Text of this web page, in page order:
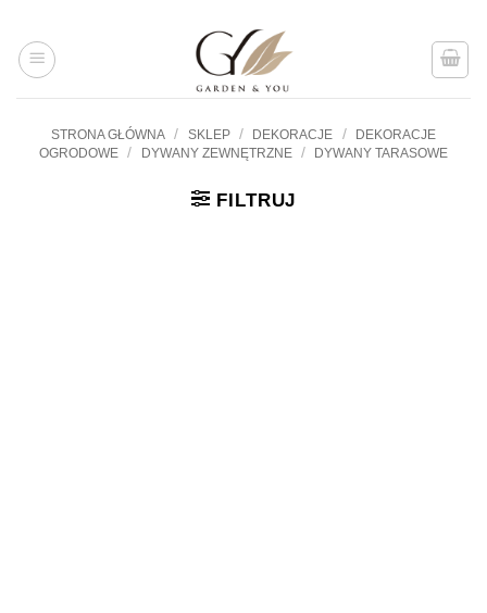
treści
STRONA GŁÓWNA / SKLEP / DEKORACJE /
DEKORACJE
OGRODOWE / DYWANY ZEWNĘTRZNE / DYWANY TARASOWE
FILTRUJ